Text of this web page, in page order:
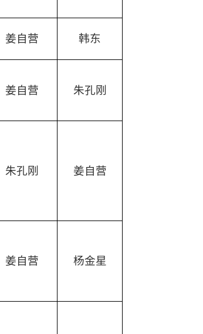
姜自营 韩东
姜自营 朱孔刚
朱孔刚 姜自营
姜自营 杨金星